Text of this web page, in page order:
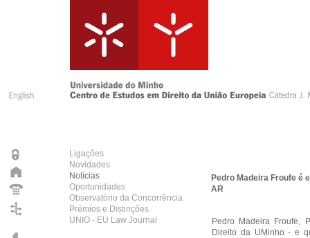
Ligações
Novidades
Notícias
Oportunidades
Observatório da Concorrência
Prémios e Distinções
UNIO - EU Law Journal
Pedro Madeira Froufe é
AR
Pedro Madeira Froufe,
Direito da UMinho - e